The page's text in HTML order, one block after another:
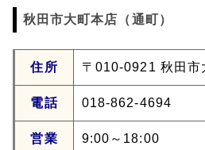
秋田市大町本店（通町）
住所 〒010-0921 秋田市
電話 018-862-4694
営業 9:00～18:00